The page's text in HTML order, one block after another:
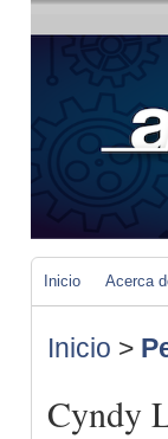
Inicio Acerca
Inicio >
Cyndy